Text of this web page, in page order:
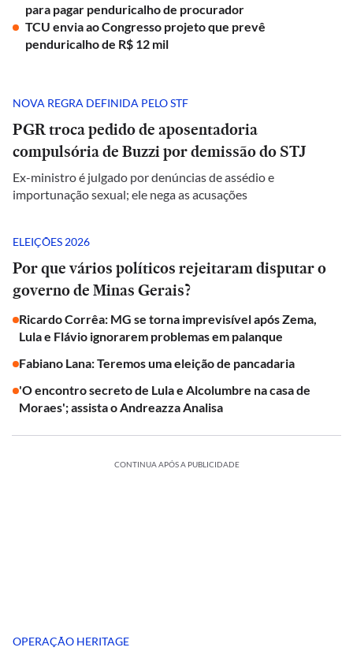
para pagar penduricalho de procurador
TCU envia ao Congresso projeto que prevê
penduricalho de R$ 12 mil
NOVA REGRA DEFINIDA PELO STF
PGR troca pedido de aposentadoria
compulsória de Buzzi por demissão do STJ
Ex-ministro é julgado por denúncias de assédio e
importunação sexual; ele nega as acusações
ELEIÇÕES 2026
Por que vários políticos rejeitaram disputar o
governo de Minas Gerais?
Ricardo Corrêa: MG se torna imprevisível após Zema,
Lula e Flávio ignorarem problemas em palanque
Fabiano Lana: Teremos uma eleição de pancadaria
'O encontro secreto de Lula e Alcolumbre na casa de
Moraes'; assista o Andreazza Analisa
CONTINUA APÓS A PUBLICIDADE
OPERAÇÃO HERITAGE